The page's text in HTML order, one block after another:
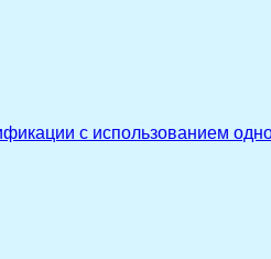
с использованием